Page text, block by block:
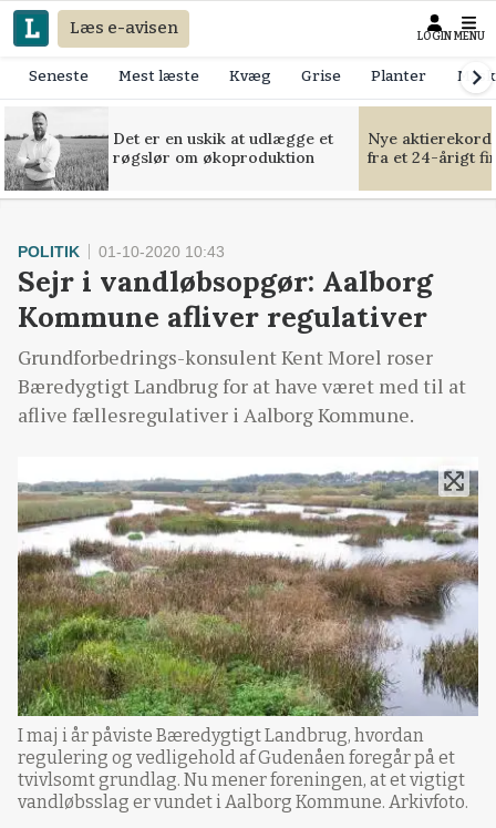
Læs e-avisen LOGIN MENU
Seneste Mest læste Kvæg Grise Planter
Det er en uskik at udlægge et
røgslør om økoproduktion
Nye
fra et 24-årigt
POLITIK 01-10-2020 10:43
Sejr i vandløbsopgør: Aalborg
Kommune afliver regulativer
Grundforbedrings-konsulent Kent Morel roser
Bæredygtigt Landbrug for at have været med til at
aflive fællesregulativer i Aalborg Kommune.
I maj i år påviste Bæredygtigt Landbrug, hvordan
regulering og vedligehold af Gudenåen foregår på et
tvivlsomt grundlag. Nu mener foreningen, at et vigtigt
vandløbsslag er vundet i Aalborg Kommune. Arkivfoto.